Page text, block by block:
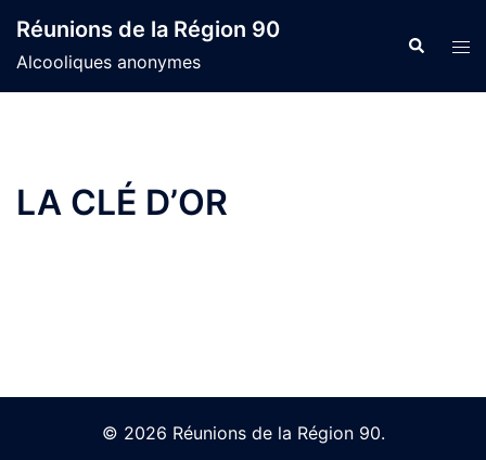
content
Réunions de la Région 90
Alcooliques anonymes
Search
LA CLÉ D’OR
© 2026 Réunions de la Région 90.